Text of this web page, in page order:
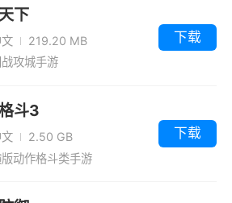
下
219.20 MB
攻城手游
下载
斗3
2.50 GB
动作格斗类手游
下载